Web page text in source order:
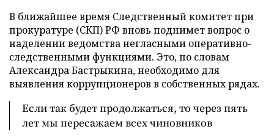
В ближайшее время Следственный комитет при
прокуратуре (СКП) РФ вновь поднимет вопрос о
наделении ведомства негласными оперативно-
следственными функциями. Это, по словам
Александра Бастрыкина, необходимо для
выявления коррупционеров в собственных рядах.
Если так будет продолжаться, то через пять
лет мы пересажаем всех чиновников